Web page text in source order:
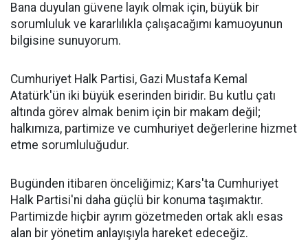
Bana duyulan güvene layık olmak için, büyük bir
sorumluluk ve kararlılıkla çalışacağımı kamuoyunun
bilgisine sunuyorum.
Cumhuriyet Halk Partisi, Gazi Mustafa Kemal
Atatürk'ün iki büyük eserinden biridir. Bu kutlu çatı
altında görev almak benim için bir makam değil;
halkımıza, partimize ve cumhuriyet değerlerine hizmet
etme sorumluluğudur.
Bugünden itibaren önceliğimiz; Kars'ta Cumhuriyet
Halk Partisi'ni daha güçlü bir konuma taşımaktır.
Partimizde hiçbir ayrım gözetmeden ortak aklı esas
alan bir yönetim anlayışıyla hareket edeceğiz.